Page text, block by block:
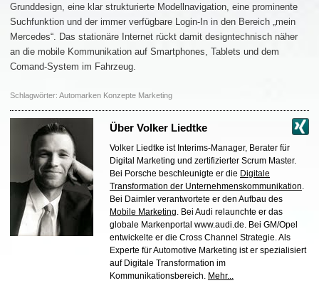
Grunddesign, eine klar strukturierte Modellnavigation, eine prominente
Suchfunktion und der immer verfügbare Login-In in den Bereich „mein
Mercedes“. Das stationäre Internet rückt damit designtechnisch näher
an die mobile Kommunikation auf Smartphones, Tablets und dem
Comand-System im Fahrzeug.
Schlagwörter: Automarken Konzepte Marketing
Über Volker Liedtke
Volker Liedtke ist Interims-Manager, Berater für
Digital Marketing und zertifizierter Scrum Master.
Bei Porsche beschleunigte er die Digitale
Transformation der Unternehmenskommunikation
Bei Daimler verantwortete er den Aufbau des
Mobile Marketing . Bei Audi relaunchte er das
globale Markenportal www.audi.de. Bei GM/Opel
entwickelte er die Cross Channel Strategie. Als
Experte für Automotive Marketing ist er spezialisiert
auf Digitale Transformation im
Kommunikationsbereich. Mehr...